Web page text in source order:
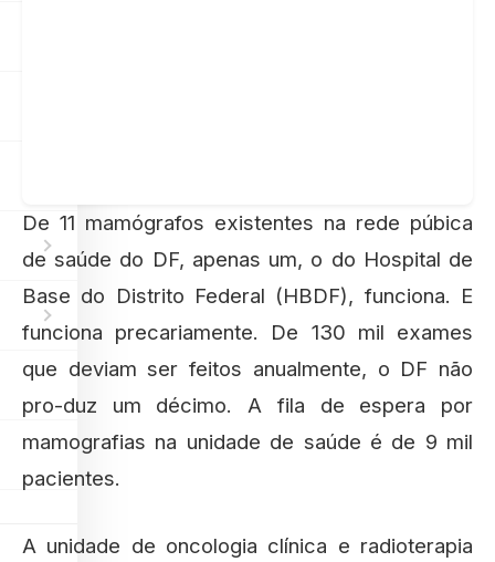
De 11 mamógrafos existentes na rede púbica
de saúde do DF, apenas um, o do Hospital de
Base do Distrito Federal (HBDF), funciona. E
funciona precariamente. De 130 mil exames
que deviam ser feitos anualmente, o DF não
pro-duz um décimo. A fila de espera por
mamografias na unidade de saúde é de 9 mil
pacientes.
A unidade de oncologia clínica e radioterapia